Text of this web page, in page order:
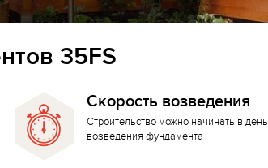
35FS
Скорость возведения
Строительство можно начинать в день
возведения фундамента